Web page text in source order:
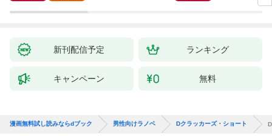
新刊配信予定 ランキング
キャンペーン 無料
漫画無料試し読みならdブック 男性向けラノベ Dクラッカーズ・ショート